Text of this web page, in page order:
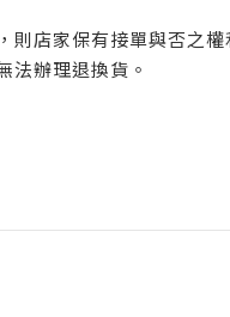
則店家保有接單與否之權
法辦理退換貨。